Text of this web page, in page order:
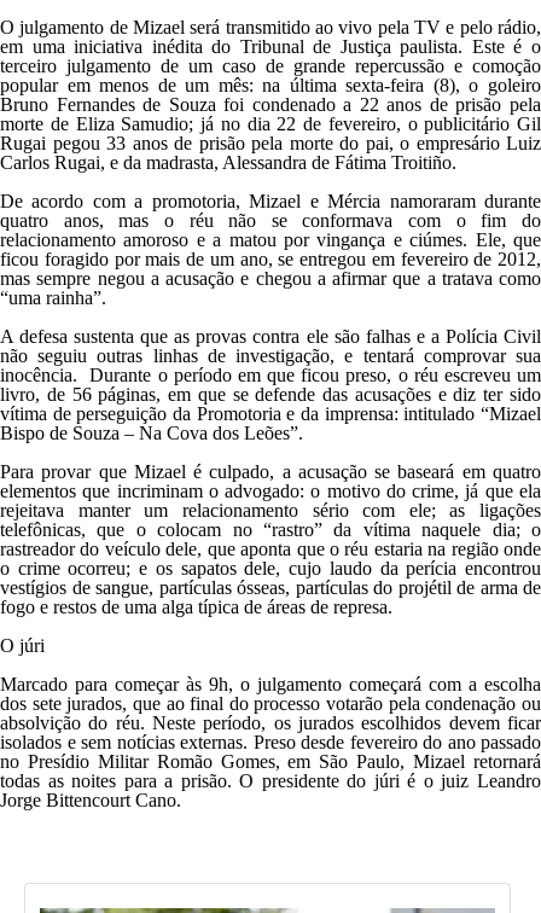
O julgamento de Mizael será transmitido ao vivo pela TV e pelo rádio,
em uma iniciativa inédita do Tribunal de Justiça paulista. Este é o
terceiro julgamento de um caso de grande repercussão e comoção
popular em menos de um mês: na última sexta-feira (8), o goleiro
Bruno Fernandes de Souza foi condenado a 22 anos de prisão pela
morte de Eliza Samudio; já no dia 22 de fevereiro, o publicitário Gil
Rugai pegou 33 anos de prisão pela morte do pai, o empresário Luiz
Carlos Rugai, e da madrasta, Alessandra de Fátima Troitiño.
De acordo com a promotoria, Mizael e Mércia namoraram durante
quatro anos, mas o réu não se conformava com o fim do
relacionamento amoroso e a matou por vingança e ciúmes. Ele, que
ficou foragido por mais de um ano, se entregou em fevereiro de 2012,
mas sempre negou a acusação e chegou a afirmar que a tratava como
“uma rainha”.
A defesa sustenta que as provas contra ele são falhas e a Polícia Civil
não seguiu outras linhas de investigação, e tentará comprovar sua
inocência. Durante o período em que ficou preso, o réu escreveu um
livro, de 56 páginas, em que se defende das acusações e diz ter sido
vítima de perseguição da Promotoria e da imprensa: intitulado “Mizael
Bispo de Souza – Na Cova dos Leões”.
Para provar que Mizael é culpado, a acusação se baseará em quatro
elementos que incriminam o advogado: o motivo do crime, já que ela
rejeitava manter um relacionamento sério com ele; as ligações
telefônicas, que o colocam no “rastro” da vítima naquele dia; o
rastreador do veículo dele, que aponta que o réu estaria na região onde
o crime ocorreu; e os sapatos dele, cujo laudo da perícia encontrou
vestígios de sangue, partículas ósseas, partículas do projétil de arma de
fogo e restos de uma alga típica de áreas de represa.
O júri
Marcado para começar às 9h, o julgamento começará com a escolha
dos sete jurados, que ao final do processo votarão pela condenação ou
absolvição do réu. Neste período, os jurados escolhidos devem ficar
isolados e sem notícias externas. Preso desde fevereiro do ano passado
no Presídio Militar Romão Gomes, em São Paulo, Mizael retornará
todas as noites para a prisão. O presidente do júri é o juiz Leandro
Jorge Bittencourt Cano.